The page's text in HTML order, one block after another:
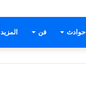
حوادث فن المزيد